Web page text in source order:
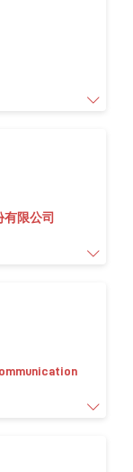
解决问题
。在包容
的设计实
专业奖项
份有限公
包装材料
技术落
及绿色材
续材料的
间、建筑
筹材料
整合能
材料体系
限公司